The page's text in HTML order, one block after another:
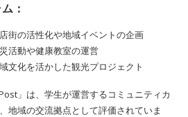
：
街の活性化や地域イベントの企画
活動や健康教室の運営
文化を活かした観光プロジェクト
」は、学生が運営するコミュニティカ
地域の交流拠点として評価されていま